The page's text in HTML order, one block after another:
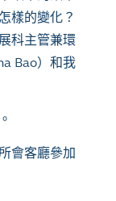
樣的變化？
科主管兼環
Bao）和我
會客廳參加